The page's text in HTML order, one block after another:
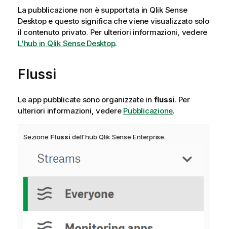
La pubblicazione non è supportata in Qlik Sense
Desktope questo significa che viene visualizzato solo
il contenuto privato. Per ulteriori informazioni, vedere
L'hub in Qlik Sense Desktop.
Flussi
Le app pubblicate sono organizzate in flussi. Per
ulteriori informazioni, vedere Pubblicazione.
Sezione Flussi dell'hub Qlik Sense Enterprise.